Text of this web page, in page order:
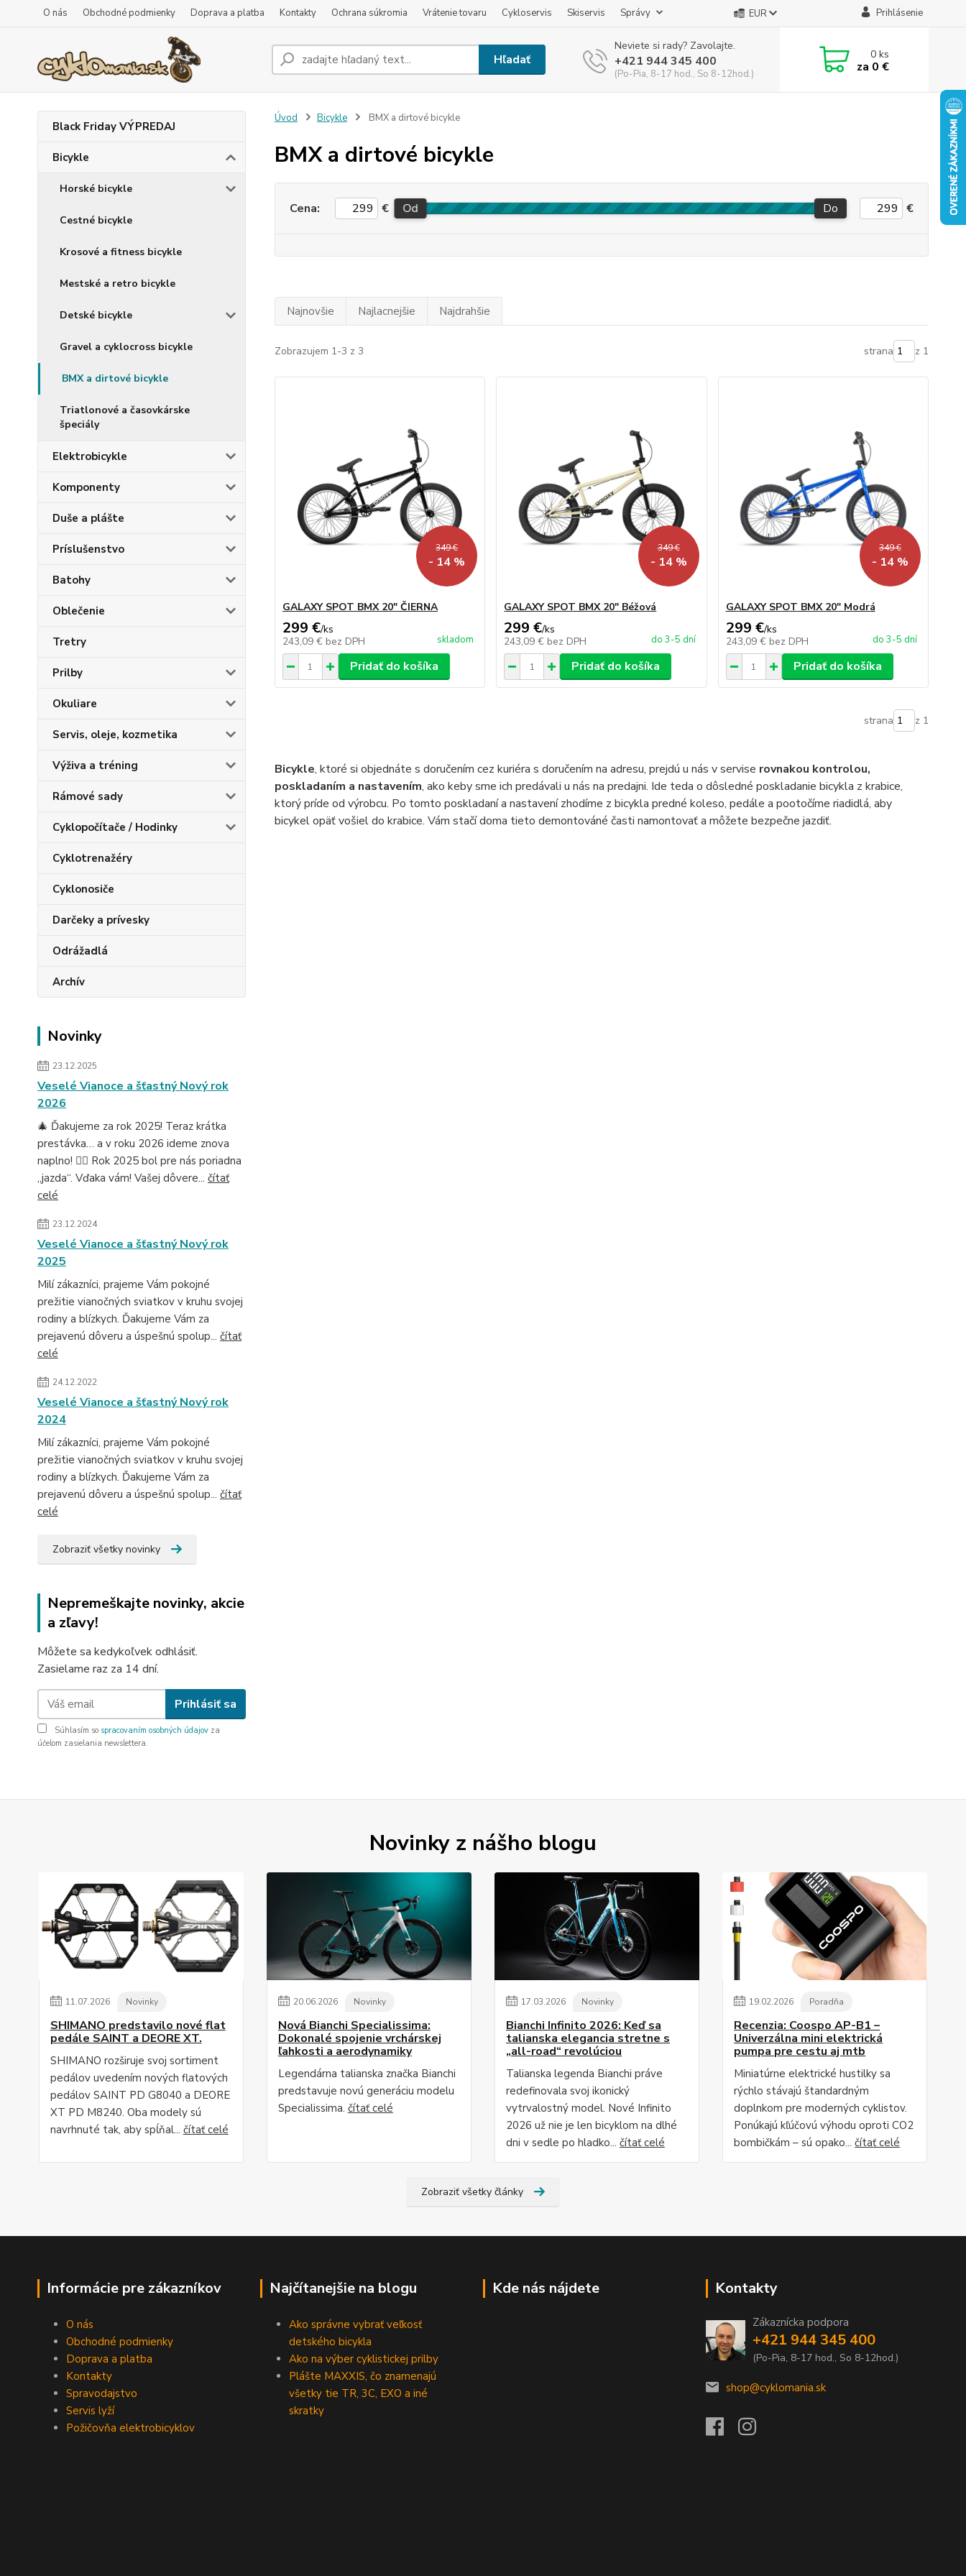
O nás Obchodné podmienky Doprava a platba Kontakty Ochrana súkromia Vrátenie tovaru Cykloservis Skiservis Správy EUR Prihlásenie
Hľadať
Neviete si rady? Zavolajte.
+421 944 345 400
(Po-Pia, 8-17 hod., So 8-12hod.)
0ks
za 0 €
Black Friday VÝPREDAJ
Bicykle
Horské bicykle
Cestné bicykle
Krosové a fitness bicykle
Mestské a retro bicykle
Detské bicykle
Gravel a cyklocross bicykle
BMX a dirtové bicykle
Triatlonové a časovkárske
špeciály
Elektrobicykle
Komponenty
Duše a plášte
Príslušenstvo
Batohy
Oblečenie
Tretry
Prilby
Okuliare
Servis, oleje, kozmetika
Výživa a tréning
Rámové sady
Cyklopočítače / Hodinky
Cyklotrenažéry
Cyklonosiče
Darčeky a prívesky
Odrážadlá
Archív
Novinky
23.12.2025
Veselé Vianoce a šťastný Nový rok
2026
🎄 Ďakujeme za rok 2025! Teraz krátka
prestávka… a v roku 2026 ideme znova
naplno! 🚴‍♂️ Rok 2025 bol pre nás poriadna
„jazda“. Vďaka vám! Vašej dôvere... čítať
celé
23.12.2024
Veselé Vianoce a šťastný Nový rok
2025
Milí zákazníci, prajeme Vám pokojné
prežitie vianočných sviatkov v kruhu svojej
rodiny a blízkych. Ďakujeme Vám za
prejavenú dôveru a úspešnú spolup... čítať
celé
24.12.2022
Veselé Vianoce a šťastný Nový rok
2024
Milí zákazníci, prajeme Vám pokojné
prežitie vianočných sviatkov v kruhu svojej
rodiny a blízkych. Ďakujeme Vám za
prejavenú dôveru a úspešnú spolup... čítať
celé
Zobraziť všetky novinky
Nepremeškajte novinky, akcie
a zľavy!
Môžete sa kedykoľvek odhlásiť.
Zasielame raz za 14 dní.
Prihlásiť sa
Súhlasím so spracovaním osobných údajov za
účelom zasielania newslettera.
Úvod Bicykle BMX a dirtové bicykle
BMX a dirtové bicykle
Cena: € Od Do €
Najnovšie Najlacnejšie Najdrahšie
Zobrazujem 1-3 z 3 strana z 1
349 €
- 14 %
GALAXY SPOT BMX 20" ČIERNA
299 €/ks
243,09 € bez DPH skladom
Pridať do košíka
349 €
- 14 %
GALAXY SPOT BMX 20" Béžová
299 €/ks
243,09 € bez DPH do 3-5 dní
Pridať do košíka
349 €
- 14 %
GALAXY SPOT BMX 20" Modrá
299 €/ks
243,09 € bez DPH do 3-5 dní
Pridať do košíka
strana z 1
Bicykle, ktoré si objednáte s doručením cez kuriéra s doručením na adresu, prejdú u nás v servise rovnakou kontrolou,
poskladaním a nastavením, ako keby sme ich predávali u nás na predajni. Ide teda o dôsledné poskladanie bicykla z krabice,
ktorý príde od výrobcu. Po tomto poskladaní a nastavení zhodíme z bicykla predné koleso, pedále a pootočíme riadidlá, aby
bicykel opäť vošiel do krabice. Vám stačí doma tieto demontováné časti namontovať a môžete bezpečne jazdiť.
Novinky z nášho blogu
11.07.2026 Novinky
SHIMANO predstavilo nové flat
pedále SAINT a DEORE XT.
SHIMANO rozširuje svoj sortiment
pedálov uvedením nových flatových
pedálov SAINT PD G8040 a DEORE
XT PD M8240. Oba modely sú
navrhnuté tak, aby spĺňal... čítať celé
20.06.2026 Novinky
Nová Bianchi Specialissima:
Dokonalé spojenie vrchárskej
ľahkosti a aerodynamiky
Legendárna talianska značka Bianchi
predstavuje novú generáciu modelu
Specialissima. čítať celé
17.03.2026 Novinky
Bianchi Infinito 2026: Keď sa
talianska elegancia stretne s
„all-road“ revolúciou
Talianska legenda Bianchi práve
redefinovala svoj ikonický
vytrvalostný model. Nové Infinito
2026 už nie je len bicyklom na dlhé
dni v sedle po hladko... čítať celé
19.02.2026 Poradňa
Recenzia: Coospo AP-B1 –
Univerzálna mini elektrická
pumpa pre cestu aj mtb
Miniatúrne elektrické hustilky sa
rýchlo stávajú štandardným
doplnkom pre moderných cyklistov.
Ponúkajú kľúčovú výhodu oproti CO2
bombičkám – sú opako...čítať celé
Zobraziť všetky články
Informácie pre zákazníkov
O nás
Obchodné podmienky
Doprava a platba
Kontakty
Spravodajstvo
Servis lyží
Požičovňa elektrobicyklov
Najčítanejšie na blogu
Ako správne vybrať veľkosť
detského bicykla
Ako na výber cyklistickej prilby
Plášte MAXXIS, čo znamenajú
všetky tie TR, 3C, EXO a iné
skratky
Kde nás nájdete Kontakty
Zákaznícka podpora
+421 944 345 400
(Po-Pia, 8-17 hod., So 8-12hod.)
shop@cyklomania.sk